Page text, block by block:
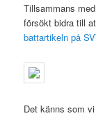
Tillsammans
försökt bidra till
battartikeln på
Det känns som